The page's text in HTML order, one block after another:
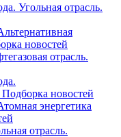
Угольная отрасль.
новостей
отрасль.
Подборка новостей
энергетика
отрасль.